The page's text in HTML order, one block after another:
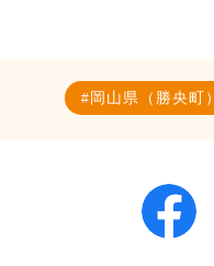
岡山県（勝央町）